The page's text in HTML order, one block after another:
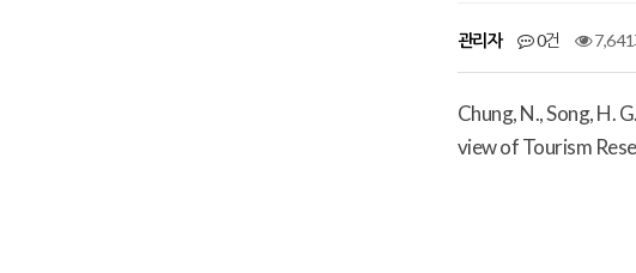
관리자 0건 7,641
Chung, N., Song, H.
view of Tourism